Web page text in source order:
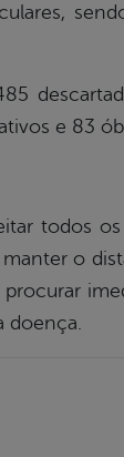
e 83
todos
o
doença.